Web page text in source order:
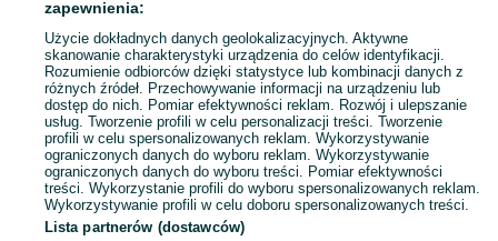
Mapa ministron
Popularne wyszukiwania
zapewnienia:
Użycie dokładnych danych geolokalizacyjnych. Aktywne
skanowanie charakterystyki urządzenia do celów identyfikacji.
Rozumienie odbiorców dzięki statystyce lub kombinacji danych z
różnych źródeł. Przechowywanie informacji na urządzeniu lub
dostęp do nich. Pomiar efektywności reklam. Rozwój i ulepszanie
usług. Tworzenie profili w celu personalizacji treści. Tworzenie
profili w celu spersonalizowanych reklam. Wykorzystywanie
ograniczonych danych do wyboru reklam. Wykorzystywanie
ograniczonych danych do wyboru treści. Pomiar efektywności
treści. Wykorzystanie profili do wyboru spersonalizowanych reklam.
Wykorzystywanie profili w celu doboru spersonalizowanych treści.
Lista partnerów (dostawców)